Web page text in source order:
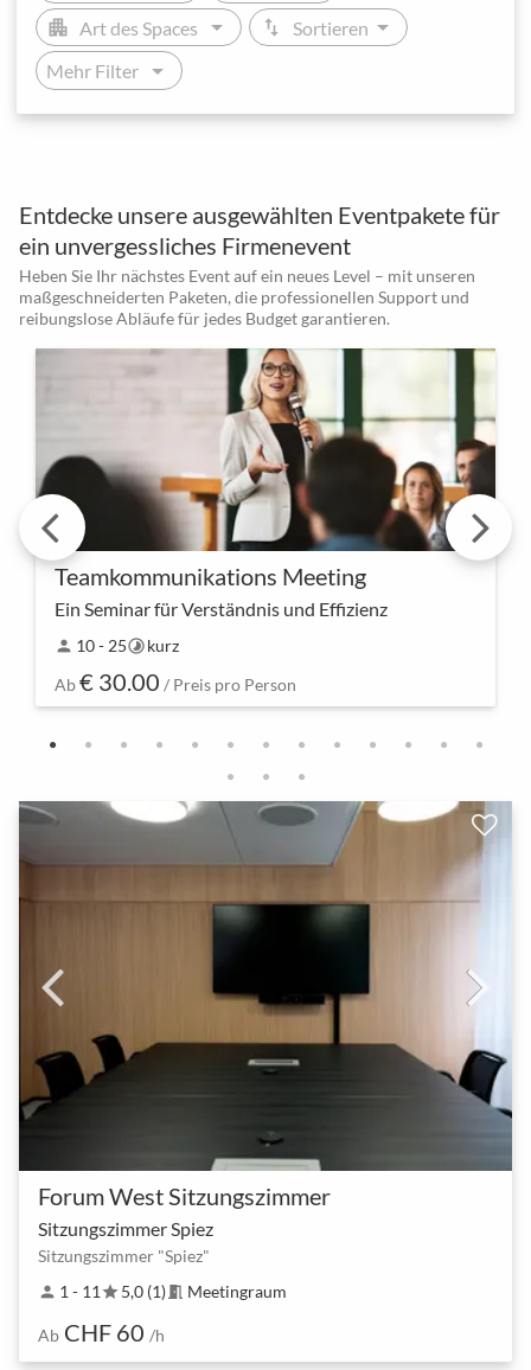
apartment Art des Spaces arrow_drop_down swap_vert Sortieren arrow_drop_down
Mehr Filter arrow_drop_down
Entdecke unsere ausgewählten Eventpakete für
ein unvergessliches Firmenevent
Heben Sie Ihr nächstes Event auf ein neues Level – mit unseren
maßgeschneiderten Paketen, die professionellen Support und
reibungslose Abläufe für jedes Budget garantieren.
Teamkommunikations Meeting
Ein Seminar für Verständnis und Effizienz
Kommunikation ist der Schlüssel zum Erfolg. Unser
Teamkommunikations Meeting lädt euch ein, eure
Kommunikationsfähigkeiten zu verbessern und den
Zusa…
person 10 - 25timelapsekurz
Ab€ 30.00 / Preis pro Person
Forum West Sitzungszimmer
Sitzungszimmer Spiez
Sitzungszimmer "Spiez"
person 1 - 11star5,0 (1) meeting_room Meetingraum
Ab CHF 60 /h